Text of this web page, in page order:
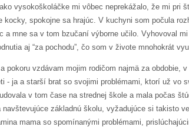
vysokoškoláčke mi vôbec neprekážalo, že mi pri
kocky, spokojne sa hrajúc. V kuchyni som počula
a mne sa v tom bzučaní výborne učilo. Vyhovoval
aj “za pochodu”, čo som v živote mnohokrát
pokoru vzdávam mojim rodičom najmä za obdobie,
- ja a starší brat so svojimi problémami, ktorí už vo
v tom čase na strednej škole a mala počas
základnú školu, vyžadujúce si takisto
mama so spomínanými problémami,